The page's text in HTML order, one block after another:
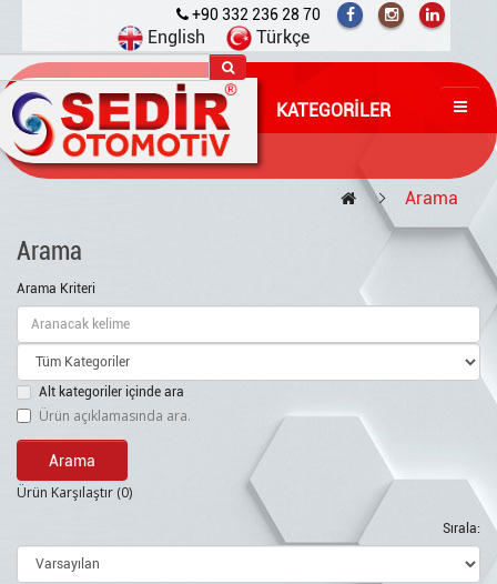
+90 332 236 28 70
English Türkçe
KATEGORILER
Arama
Arama
Arama Kriteri
Alt kategoriler içinde ara
Ürün açıklamasında ara.
Ürün Karşılaştır (0)
Sırala: